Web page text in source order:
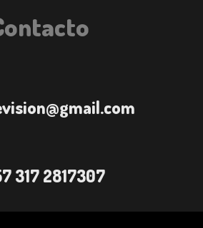
317 2817307